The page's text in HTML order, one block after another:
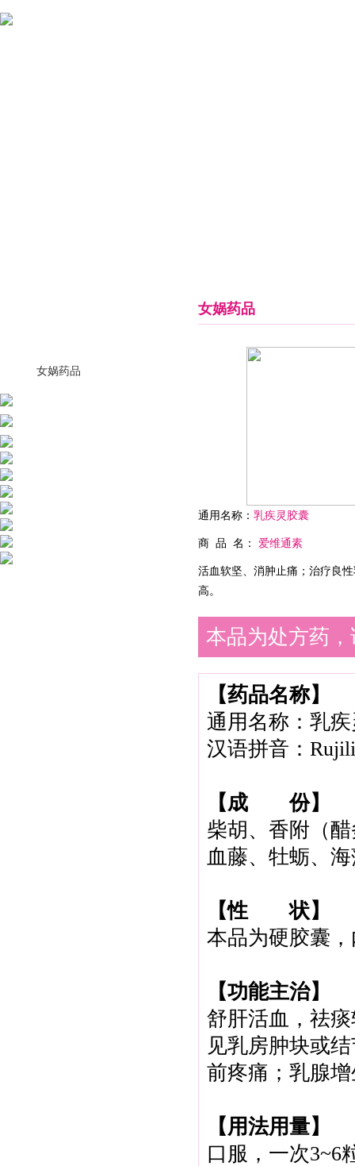
女娲药品
女娲药品
通用名称： 乳疾灵胶囊
商 品 名： 爱维通素
活血软坚、消肿止痛；治疗良
高。
本品为处方药
【药品名称】
通用名称：乳
汉语拼音：
【成 份】
柴胡、香附（
血藤、牡蛎、
【性 状】
本品为硬胶囊
【功能主治】
舒肝活血，祛
见乳房肿块或
前疼痛；乳腺
【用法用量】
口服，一次3~6